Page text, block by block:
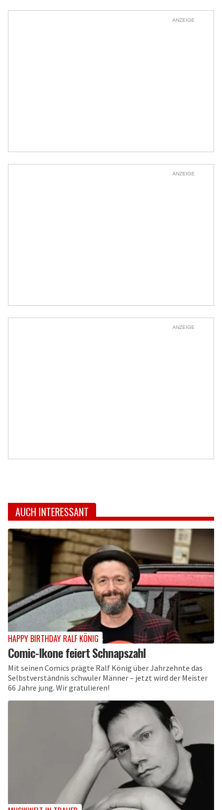
ANZEIGE
ANZEIGE
ANZEIGE
AUCH INTERESSANT
HAPPY BIRTHDAY RALF KÖNIG
Comic-Ikone feiert Schnapszahl
Mit seinen Comics prägte Ralf König über Jahrzehnte das
Selbstverständnis schwuler Männer – jetzt wird der Meister
66 Jahre jung. Wir gratulieren!